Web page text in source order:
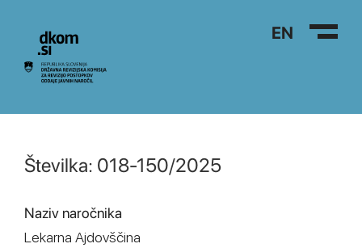
Na vsebino EN
Številka: 018-150/2025
Naziv naročnika
Lekarna Ajdovščina